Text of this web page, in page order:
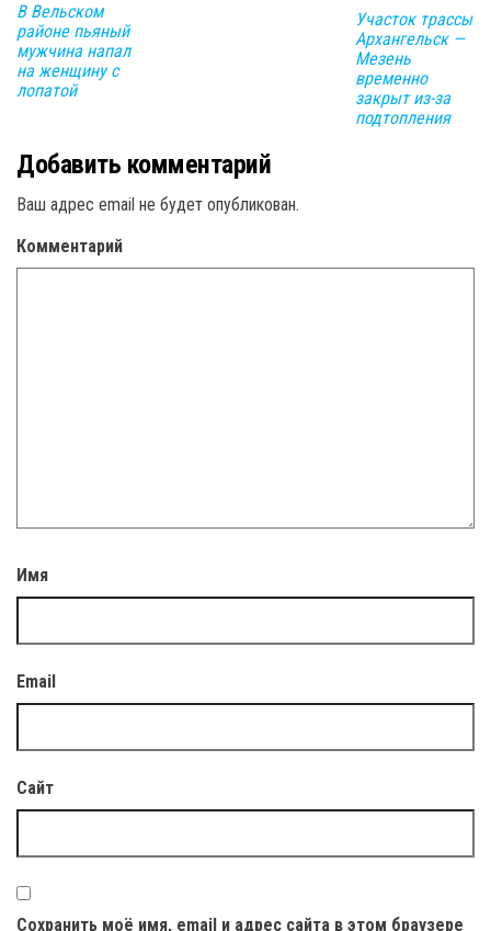
В Вельском
районе пьяный
мужчина напал
на женщину с
лопатой
Участок трассы
Архангельск —
Мезень
временно
закрыт из-за
подтопления
Добавить комментарий
Ваш адрес email не будет опубликован.
Комментарий
Имя
Email
Сайт
Сохранить моё имя, email и адрес сайта в этом браузере